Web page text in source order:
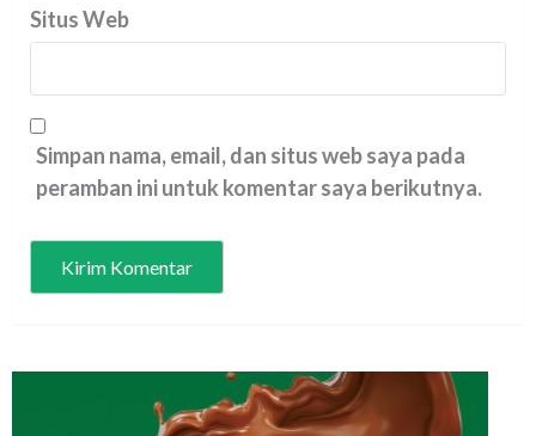
Situs Web
Simpan nama, email, dan situs web saya pada
peramban ini untuk komentar saya berikutnya.